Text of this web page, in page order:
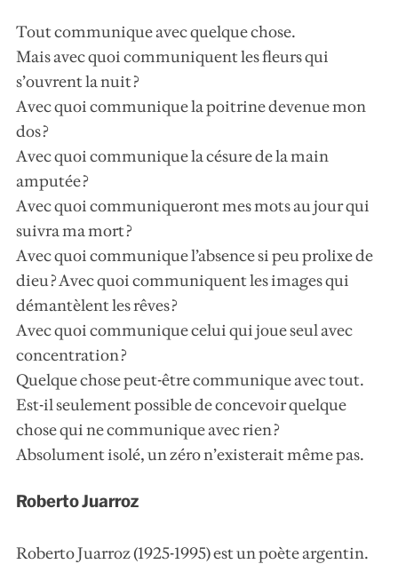
Tout communique avec quelque chose.
Mais avec quoi communiquent les fleurs qui
s’ouvrent la nuit ?
Avec quoi communique la poitrine devenue mon
dos ?
Avec quoi communique la césure de la main
amputée ?
Avec quoi communiqueront mes mots au jour qui
suivra ma mort ?
Avec quoi communique l’absence si peu prolixe de
dieu ? Avec quoi communiquent les images qui
démantèlent les rêves ?
Avec quoi communique celui qui joue seul avec
concentration ?
Quelque chose peut-être communique avec tout.
Est-il seulement possible de concevoir quelque
chose qui ne communique avec rien ?
Absolument isolé, un zéro n’existerait même pas.
Roberto Juarroz
Roberto Juarroz (1925-1995) est un poète argentin.